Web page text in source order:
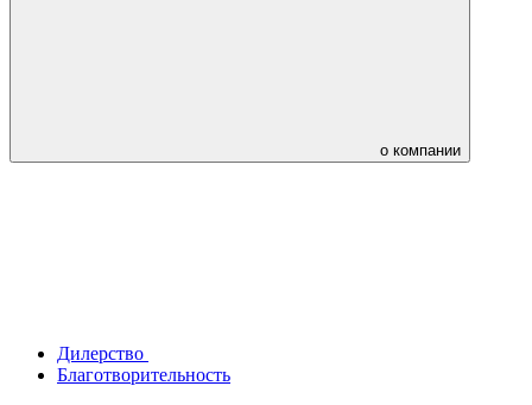
о компании
Дилерство
Благотворительность